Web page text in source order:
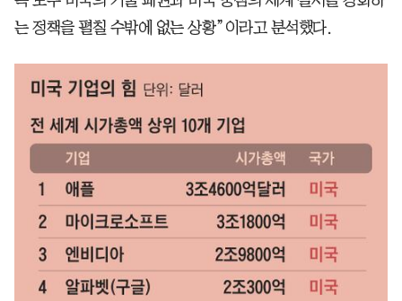
는 정책을 펼칠 수밖에 없는 상황”이라고 분석했다.